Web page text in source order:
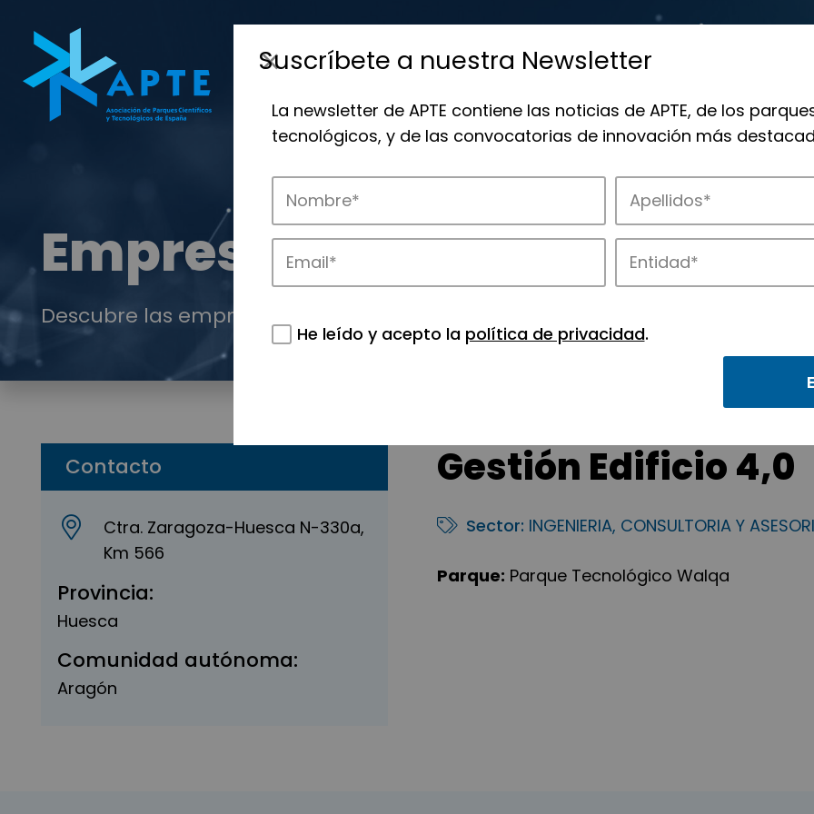
Empresas
Descubre las empresas que impulsan la innovación en los parques de APTE.
Contacto
Ctra. Zaragoza-Huesca N-330a,
Km 566
Provincia:
Huesca
Comunidad autónoma:
Aragón
Gestión Edificio 4,0
Sector: INGENIERIA, CONSULTORIA Y
Parque: Parque Tecnológico Walqa
Suscríbete a nuestra Newsletter
La newsletter de APTE contiene las noticias de APTE, de los
tecnológicos, y de las convocatorias de innovación más
He leído y acepto la política de privacidad.